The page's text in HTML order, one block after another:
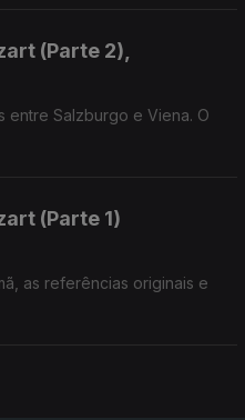
(Parte 2),
entre Salzburgo e Viena. O
(Parte 1)
as referências originais e